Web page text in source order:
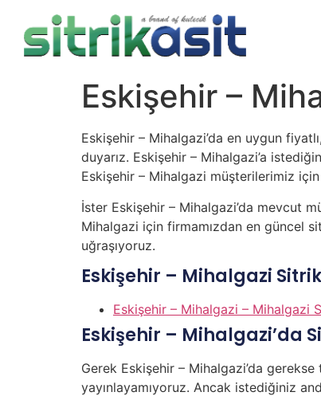
Eskişehir –
Eskişehir – Mihalgazi’da en uygun
duyarız. Eskişehir – Mihalgazi’a
Eskişehir – Mihalgazi müşterilerimiz
İster Eskişehir – Mihalgazi’da mevcut
Mihalgazi için firmamızdan en güncel
uğraşıyoruz.
Eskişehir – Mihalgazi
Eskişehir – Mihalgazi – Mihalgazi
Eskişehir – Mihalgazi’da
Gerek Eskişehir – Mihalgazi’da
yayınlayamıyoruz. Ancak istediğiniz